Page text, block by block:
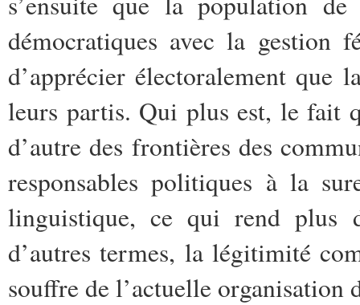
démocratiques avec la gestion
d’apprécier électoralement que
leurs partis. Qui plus est, le fait
d’autre des frontières des
responsables politiques à la
linguistique, ce qui rend plus
d’autres termes, la légitimité
souffre de l’actuelle